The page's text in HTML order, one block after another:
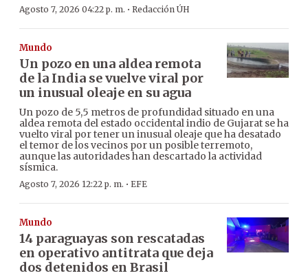
Agosto 7, 2026 04:22 p. m. · Redacción ÚH
Mundo
Un pozo en una aldea remota
de la India se vuelve viral por
un inusual oleaje en su agua
Un pozo de 5,5 metros de profundidad situado en una
aldea remota del estado occidental indio de Gujarat se ha
vuelto viral por tener un inusual oleaje que ha desatado
el temor de los vecinos por un posible terremoto,
aunque las autoridades han descartado la actividad
sísmica.
Agosto 7, 2026 12:22 p. m. · EFE
Mundo
14 paraguayas son rescatadas
en operativo antitrata que deja
dos detenidos en Brasil